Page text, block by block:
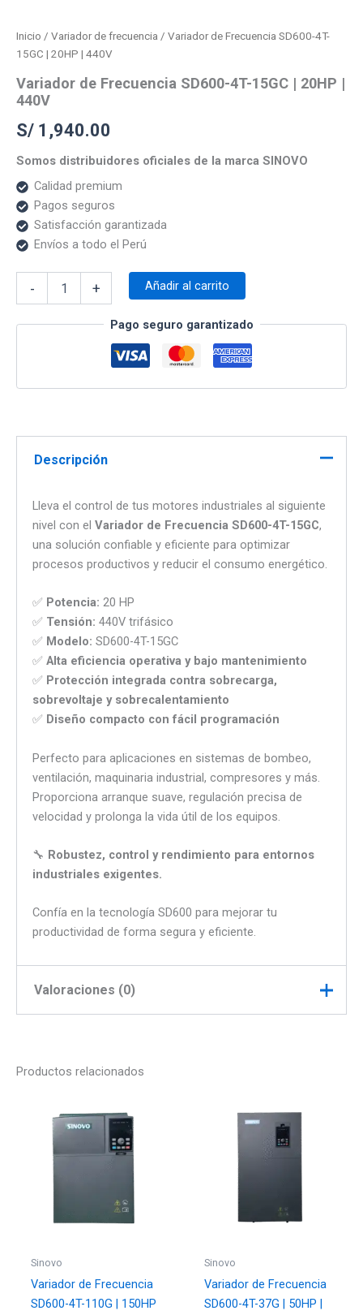
Inicio / Variador de frecuencia / Variador de Frecuencia SD600-4T-
15GC | 20HP | 440V
Variador de Frecuencia SD600-4T-15GC | 20HP |
440V
S/ 1,940.00
Somos distribuidores oficiales de la marca SINOVO
Calidad premium
Pagos seguros
Satisfacción garantizada
Envíos a todo el Perú
- + Añadir al carrito
Pago seguro garantizado
Descripción
Lleva el control de tus motores industriales al siguiente
nivel con el Variador de Frecuencia SD600-4T-15GC,
una solución confiable y eficiente para optimizar
procesos productivos y reducir el consumo energético.
✅ Potencia: 20 HP
✅ Tensión: 440V trifásico
✅ Modelo: SD600-4T-15GC
✅ Alta eficiencia operativa y bajo mantenimiento
✅ Protección integrada contra sobrecarga,
sobrevoltaje y sobrecalentamiento
✅ Diseño compacto con fácil programación
Perfecto para aplicaciones en sistemas de bombeo,
ventilación, maquinaria industrial, compresores y más.
Proporciona arranque suave, regulación precisa de
velocidad y prolonga la vida útil de los equipos.
🔧 Robustez, control y rendimiento para entornos
industriales exigentes.
Confía en la tecnología SD600 para mejorar tu
productividad de forma segura y eficiente.
Valoraciones (0)
Frecuencia SD600-4T-15GC | 20HP |
440V”
Tu dirección de correo electrónico no será
Los campos obligatorios están
marcados con
Tu valoración
Productos relacionados
Sinovo
Variador de Frecuencia
SD600-4T-110G | 150HP
Sinovo
Variador de Frecuencia
SD600-4T-37G | 50HP |